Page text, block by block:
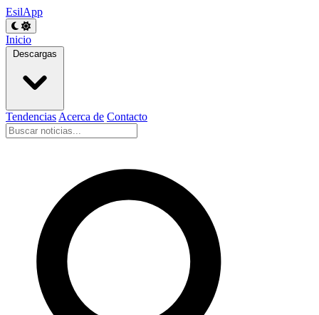
EsilApp
Inicio
Descargas
Tendencias Acerca de Contacto